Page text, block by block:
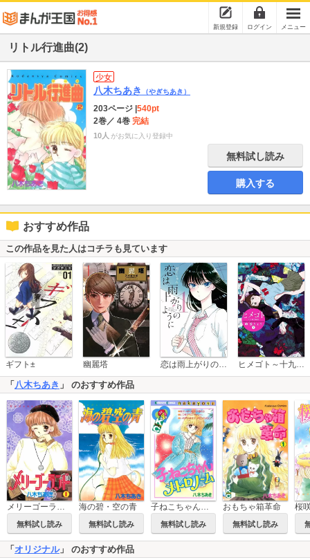
新規登録 ログイン メニュー
リトル行進曲(2)
少女
八木ちあき （やぎちあき）
203ページ 540pt
2巻／ 4巻 完結
10人 がお気に入り登録中
無料試し読み
購入する
おすすめ作品
この作品を見た人はコチラも見ています
ギフト± 幽麗塔 恋は雨上がりのように ヒメゴト～十九歳の制服～
「 八木ちあき 」 のおすすめ作品
無料試し読み
海の碧・空の青
無料試し読み 無料試し読み
おもちゃ箱革命
無料試し読み
桜
「オリジナル」 のおすすめ作品